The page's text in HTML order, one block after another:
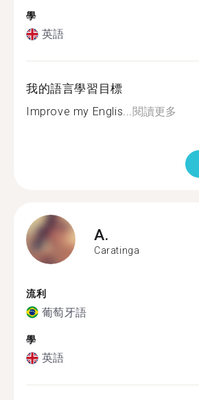
學
英語
我的語言學習目標
Improve my Englis...閱讀更多
A.
Caratinga
流利
葡萄牙語
學
英語